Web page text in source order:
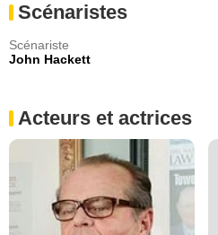
Scénaristes
Scénariste
John Hackett
Acteurs et actrices